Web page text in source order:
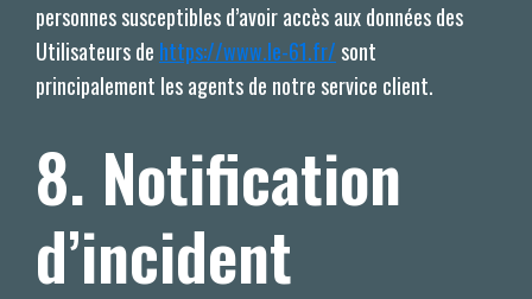
personnes susceptibles d’avoir accès aux données des
Utilisateurs de https://www.le-61.fr/ sont
principalement les agents de notre service client.
8. Notification
d’incident